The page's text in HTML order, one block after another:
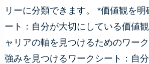
リーに分類できます。 *価値観を
ート：自分が大切にしている価値
ャリアの軸を見つけるためのワー
強みを見つけるワークシート：自